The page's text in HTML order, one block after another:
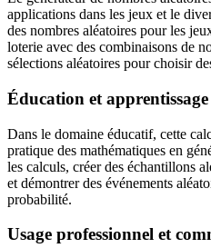
applications dans les jeux et le
des nombres aléatoires pour les
loterie avec des combinaisons de
sélections aléatoires pour choisir
Éducation et apprentissage
Dans le domaine éducatif, cette
pratique des mathématiques en
les calculs, créer des échantillons
et démontrer des événements
probabilité.
Usage professionnel et